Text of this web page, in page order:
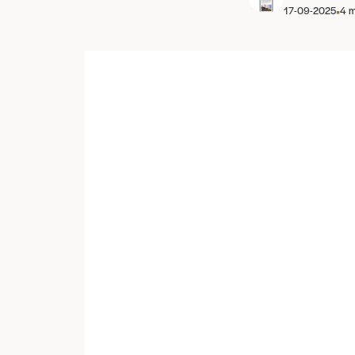
17-09-2025•4